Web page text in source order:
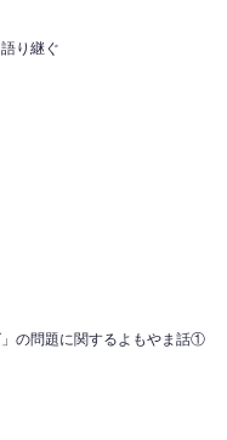
り継ぐ
」の問題に関するよもやま話①